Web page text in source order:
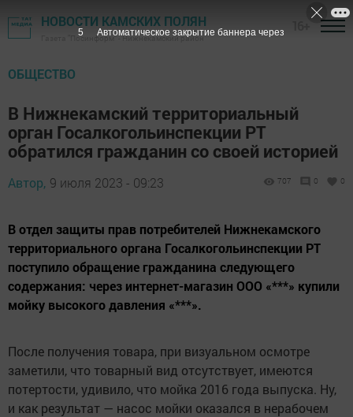
НОВОСТИ КАМСКИХ ПОЛЯН
Газета "Посинформ" - Нижнекамский район
ОБЩЕСТВО
В Нижнекамский территориальный
орган Госалкогольинспекции РТ
обратился гражданин со своей историей
Автор, 9 июля 2023 - 09:23 707 0 0
В отдел защиты прав потребителей Нижнекамского
территориального органа Госалкогольинспекции РТ
поступило обращение гражданина следующего
содержания: через интернет-магазин ООО «***» купили
мойку высокого давления «***».
После получения товара, при визуальном осмотре
заметили, что товарный вид отсутствует, имеются
потертости, удивило, что мойка 2016 года выпуска. Ну,
и как результат — насос мойки оказался в нерабочем
4 Автоматическое закрытие баннера через